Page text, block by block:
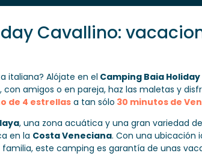
Cavallino:
italiana? Alójate en el Camping Baia
, con amigos o en pareja, haz las maletas y
de 4 estrellasa tan sólo 30 minutos de
, una zona acuática y una gran variedad de
en la Costa Veneciana. Con una ubicación
este camping es garantía de unas